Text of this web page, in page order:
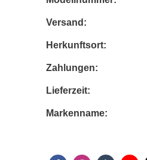
Versand:
Herkunftsort:
Zahlungen:
Lieferzeit:
Markenname: